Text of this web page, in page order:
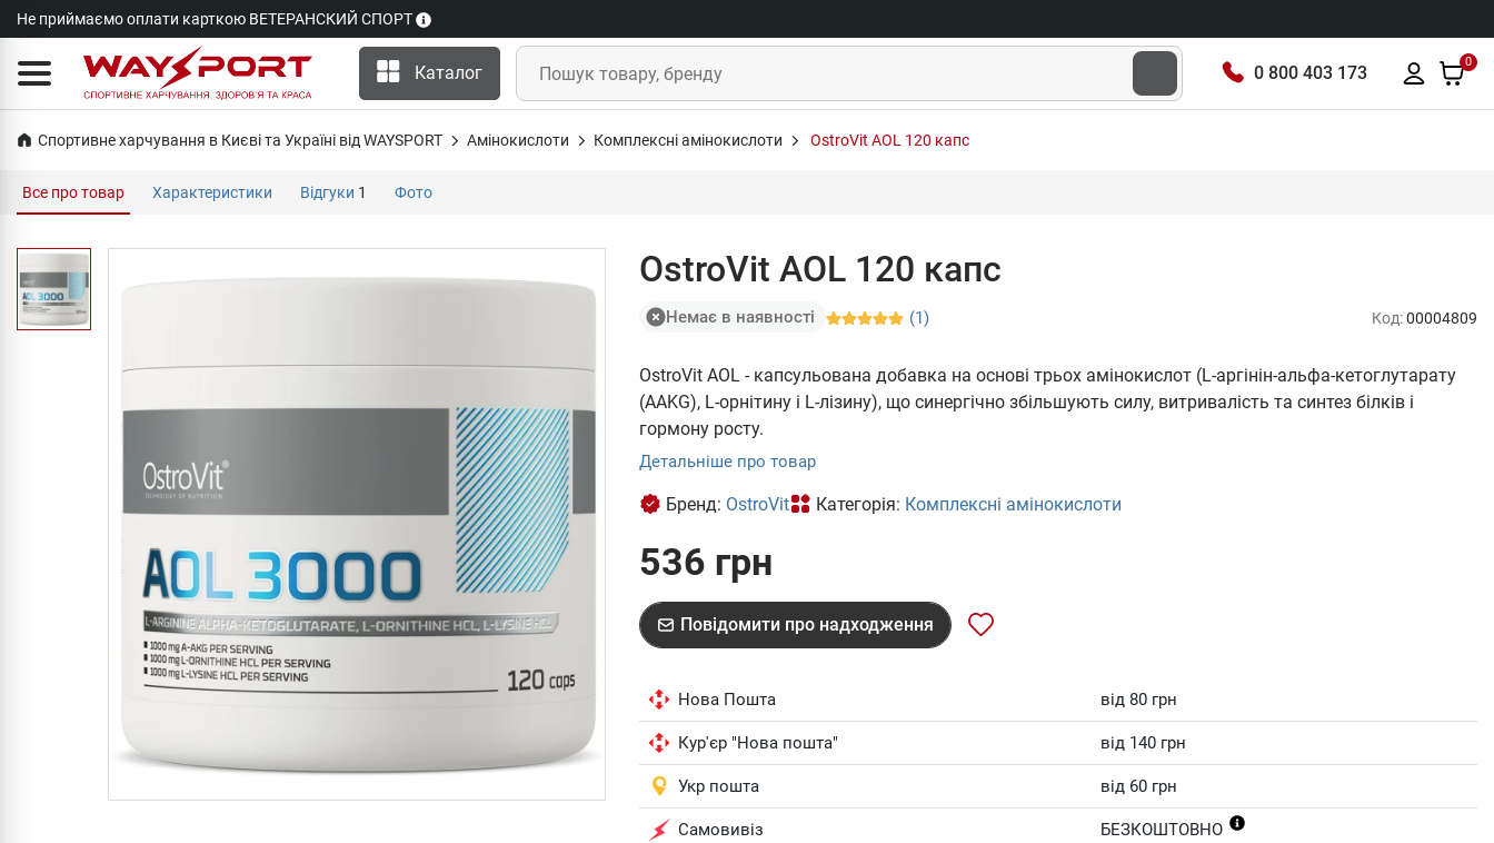
Не приймаємо оплати карткою ВЕТЕРАНСКИЙ СПОРТ
Каталог 0 800 403 173
0
Спортивне харчування в Києві та Україні від WAYSPORT Амінокислоти Комплексні амінокислоти OstroVit AOL 120 капс
Все про товар Характеристики Відгуки 1 Фото
OstroVit AOL 120 капс
Немає в наявності (1) Код:00004809
OstroVit AOL - капсульована добавка на основі трьох амінокислот (L-аргінін-альфа-кетоглутарату
(AAKG), L-орнітину і L-лізину), що синергічно збільшують силу, витривалість та синтез білків і
гормону росту.
Детальніше про товар
Бренд: OstroVit Категорія: Комплексні амінокислоти
536 грн
Повідомити про надходження
Нова Пошта від 80 грн
Кур'єр "Нова пошта" від 140 грн
Укр пошта від 60 грн
Самовивіз БЕЗКОШТОВНО